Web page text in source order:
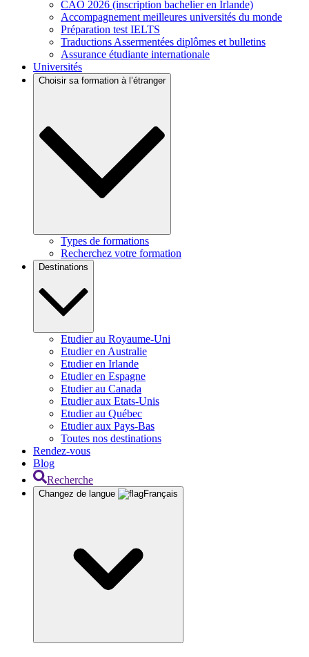
CAO 2026 (inscription bachelier en Irlande)
Accompagnement meilleures universités du monde
Préparation test IELTS
Traductions Assermentées diplômes et bulletins
Assurance étudiante internationale
Universités
Choisir sa formation à l’étranger
Types de formations
Recherchez votre formation
Destinations
Etudier au Royaume-Uni
Etudier en Australie
Etudier en Irlande
Etudier en Espagne
Etudier au Canada
Etudier aux Etats-Unis
Etudier au Québec
Etudier aux Pays-Bas
Toutes nos destinations
Rendez-vous
Blog
Recherche
Changez de langue Français